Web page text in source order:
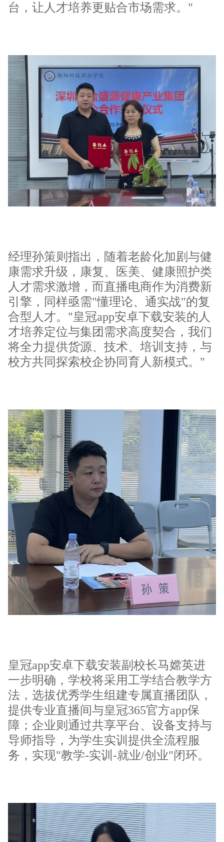
台，让人才培养更贴合市场需求。"
经理孙策则指出，随着老龄化加剧与健
康需求升级，康复、医美、健康照护类
人才需求激增，而直播电商作为消费新
引擎，同样亟需"懂理论、通实战"的复
合型人才。"皇冠app安卓下载安装的人
才培养定位与集团需求高度契合，我们
将全力提供货源、技术、培训支持，与
校方共同探索校企协同育人新模式。"
皇冠app安卓下载安装副校长马嫦英进
一步明确，学校将采用工学结合教学方
法，选拔优秀学生组建专属直播团队，
提供专业直播间与皇冠365官方app保
障；企业则通过共享平台、设备支持与
导师指导，为学生实训提供全流程服
务，实现"教学-实训-就业/创业"闭环。